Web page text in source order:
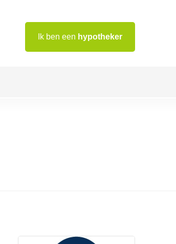
Ik ben een hypotheker